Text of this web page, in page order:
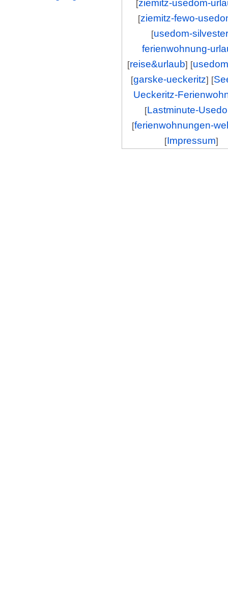
[ziemitz-usedom-
[ziemitz-fewo-
[usedom-
ferienwohnung-
[reise&urlaub] [
[garske-ueckeritz] [
Ueckeritz-
[Lastminute-
[ferienwohnungen-
[Impressum]